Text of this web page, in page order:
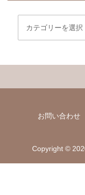
お問い合わせ
Copyright ©